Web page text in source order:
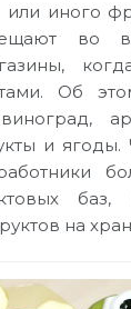
или иного
во
Об
и ягоды.
на